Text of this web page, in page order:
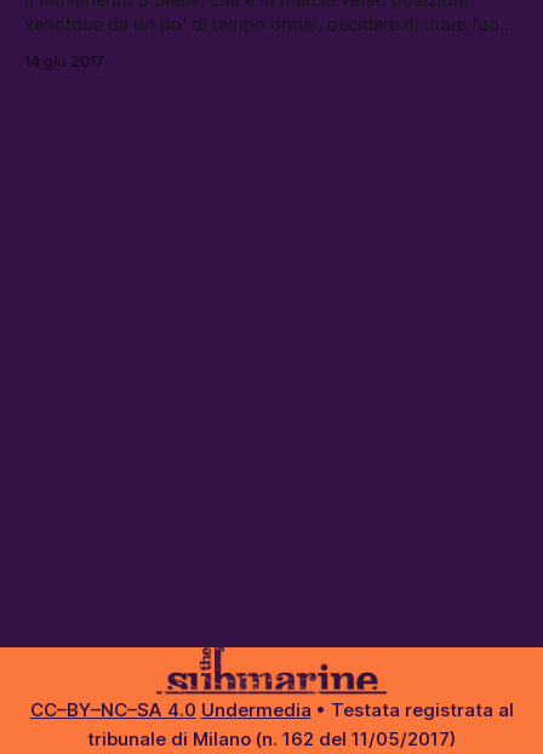
xenofobe da un po’ di tempo ormai, decidere di tirare fuori
14 giu 2017
CC–BY–NC–SA 4.0 Undermedia • Testata registrata al
tribunale di Milano (n. 162 del 11/05/2017)